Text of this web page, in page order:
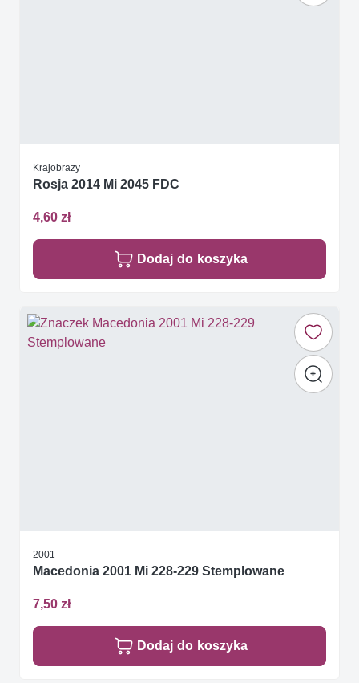
Krajobrazy
Rosja 2014 Mi 2045 FDC
4,60 zł
Dodaj do koszyka
2001
Macedonia 2001 Mi 228-229 Stemplowane
7,50 zł
Dodaj do koszyka